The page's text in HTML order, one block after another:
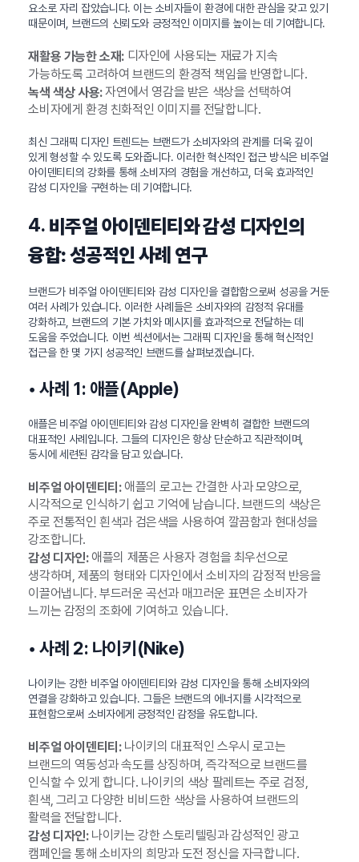
요소로 자리 잡았습니다. 이는 소비자들이 환경에 대한 관심을 갖고 있기
때문이며, 브랜드의 신뢰도와 긍정적인 이미지를 높이는 데 기여합니다.
재활용 가능한 소재:디자인에 사용되는 재료가 지속
가능하도록 고려하여 브랜드의 환경적 책임을 반영합니다.
녹색 색상 사용:자연에서 영감을 받은 색상을 선택하여
소비자에게 환경 친화적인 이미지를 전달합니다.
최신 그래픽 디자인 트렌드는 브랜드가 소비자와의 관계를 더욱 깊이
있게 형성할 수 있도록 도와줍니다. 이러한 혁신적인 접근 방식은 비주얼
아이덴티티의 강화를 통해 소비자의 경험을 개선하고, 더욱 효과적인
감성 디자인을 구현하는 데 기여합니다.
4. 비주얼 아이덴티티와 감성 디자인의
융합: 성공적인 사례 연구
브랜드가 비주얼 아이덴티티와 감성 디자인을 결합함으로써 성공을 거둔
여러 사례가 있습니다. 이러한 사례들은 소비자와의 감정적 유대를
강화하고, 브랜드의 기본 가치와 메시지를 효과적으로 전달하는 데
도움을 주었습니다. 이번 섹션에서는 그래픽 디자인을 통해 혁신적인
접근을 한 몇 가지 성공적인 브랜드를 살펴보겠습니다.
• 사례 1: 애플(Apple)
애플은 비주얼 아이덴티티와 감성 디자인을 완벽히 결합한 브랜드의
대표적인 사례입니다. 그들의 디자인은 항상 단순하고 직관적이며,
동시에 세련된 감각을 담고 있습니다.
비주얼 아이덴티티:애플의 로고는 간결한 사과 모양으로,
시각적으로 인식하기 쉽고 기억에 남습니다. 브랜드의 색상은
주로 전통적인 흰색과 검은색을 사용하여 깔끔함과 현대성을
강조합니다.
감성 디자인:애플의 제품은 사용자 경험을 최우선으로
생각하며, 제품의 형태와 디자인에서 소비자의 감정적 반응을
이끌어냅니다. 부드러운 곡선과 매끄러운 표면은 소비자가
느끼는 감정의 조화에 기여하고 있습니다.
• 사례 2: 나이키(Nike)
나이키는 강한 비주얼 아이덴티티와 감성 디자인을 통해 소비자와의
연결을 강화하고 있습니다. 그들은 브랜드의 에너지를 시각적으로
표현함으로써 소비자에게 긍정적인 감정을 유도합니다.
비주얼 아이덴티티:나이키의 대표적인 스우시 로고는
브랜드의 역동성과 속도를 상징하며, 즉각적으로 브랜드를
인식할 수 있게 합니다. 나이키의 색상 팔레트는 주로 검정,
흰색, 그리고 다양한 비비드한 색상을 사용하여 브랜드의
활력을 전달합니다.
감성 디자인:나이키는 강한 스토리텔링과 감성적인 광고
캠페인을 통해 소비자의 희망과 도전 정신을 자극합니다.